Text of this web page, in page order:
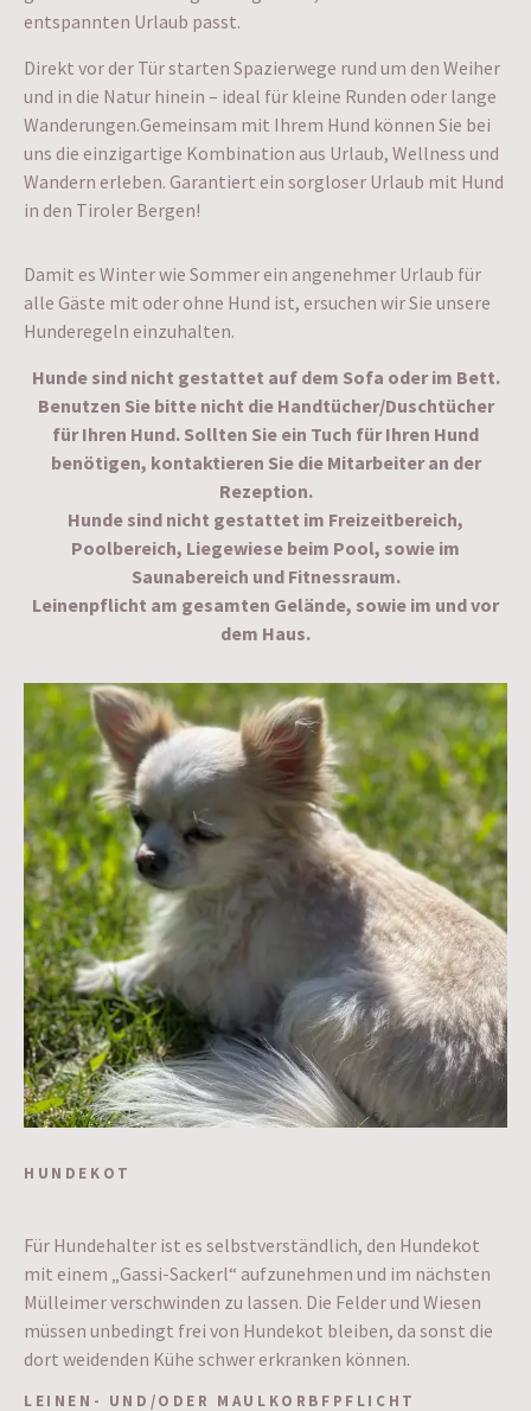
entspannten Urlaub passt.
Direkt vor der Tür starten Spazierwege rund um den Weiher
und in die Natur hinein – ideal für kleine Runden oder lange
Wanderungen.Gemeinsam mit Ihrem Hund können Sie bei
uns die einzigartige Kombination aus Urlaub, Wellness und
Wandern erleben. Garantiert ein sorgloser Urlaub mit Hund
in den Tiroler Bergen!
Damit es Winter wie Sommer ein angenehmer Urlaub für
alle Gäste mit oder ohne Hund ist, ersuchen wir Sie unsere
Hunderegeln einzuhalten.
Hunde sind nicht gestattet auf dem Sofa oder im Bett.
Benutzen Sie bitte nicht die Handtücher/Duschtücher
für Ihren Hund. Sollten Sie ein Tuch für Ihren Hund
benötigen, kontaktieren Sie die Mitarbeiter an der
Rezeption.
Hunde sind nicht gestattet im Freizeitbereich,
Poolbereich, Liegewiese beim Pool, sowie im
Saunabereich und Fitnessraum.
Leinenpflicht am gesamten Gelände, sowie im und vor
dem Haus.
HUNDEKOT
Für Hundehalter ist es selbstverständlich, den Hundekot
mit einem „Gassi-Sackerl“ aufzunehmen und im nächsten
Mülleimer verschwinden zu lassen. Die Felder und Wiesen
müssen unbedingt frei von Hundekot bleiben, da sonst die
dort weidenden Kühe schwer erkranken können.
LEINEN- UND/ODER MAULKORBFPFLICHT